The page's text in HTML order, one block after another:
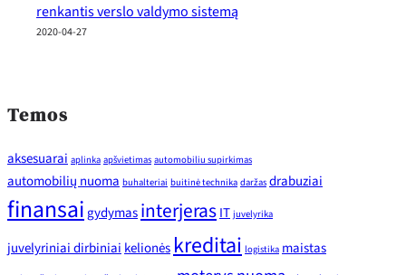
renkantis verslo valdymo sistemą
2020-04-27
Temos
aksesuarai aplinka apšvietimas automobiliu supirkimas
automobilių nuoma buhalteriai buitinė technika daržas drabuziai
finansai gydymasinterjerasIT juvelyrika
juvelyriniai dirbiniai kelionės kreditai logistika maistas